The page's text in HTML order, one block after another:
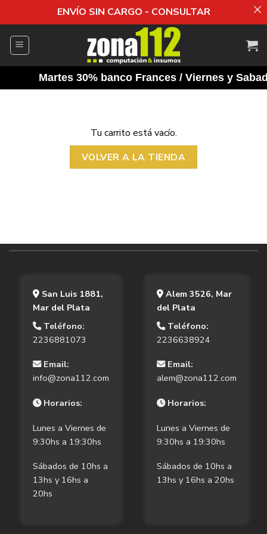
ENVÍO SIN CARGO - CONSULTAR
Martes 30% banco Frances / Viernes y
Tu carrito está vacío.
VOLVER A LA TIENDA
San Luis 1881,
Mar del Plata
Teléfono:
2236881073
Email:
info@zona112.com
Horarios:
Lunes a Viernes de
9:30hs a 19:30hs
Sábados de 10hs a
13hs y 16hs a
20hs
Alem 3526, Mar
del Plata
Teléfono:
2236638924
Email:
alem@zona112.com
Horarios:
Lunes a Viernes de
9:30hs a 19:30hs
Sábados de 10hs a
13hs y 16hs a 20hs